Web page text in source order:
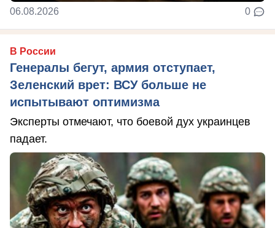
06.08.2026 0
В России
Генералы бегут, армия отступает,
Зеленский врет: ВСУ больше не
испытывают оптимизма
Эксперты отмечают, что боевой дух украинцев
падает.